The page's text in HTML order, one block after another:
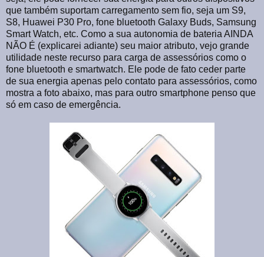
que também suportam carregamento sem fio, seja um S9,
S8, Huawei P30 Pro, fone bluetooth Galaxy Buds, Samsung
Smart Watch, etc. Como a sua autonomia de bateria AINDA
NÃO É (explicarei adiante) seu maior atributo, vejo grande
utilidade neste recurso para carga de assessórios como o
fone bluetooth e smartwatch. Ele pode de fato ceder parte
de sua energia apenas pelo contato para assessórios, como
mostra a foto abaixo, mas para outro smartphone penso que
só em caso de emergência.